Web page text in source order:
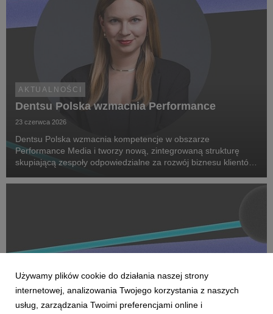
AKTUALNOŚCI
Dentsu Polska wzmacnia Performance
23 czerwca 2026
Dentsu Polska wzmacnia kompetencje w obszarze
Performance Media i tworzy nową, zintegrowaną strukturę
skupiającą zespoły odpowiedzialne za rozwój biznesu klientów
Na czele nowego obszaru stanęła Marta Bińczyk jako H...
Używamy plików cookie do działania naszej strony
internetowej, analizowania Twojego korzystania z naszych
usług, zarządzania Twoimi preferencjami online i